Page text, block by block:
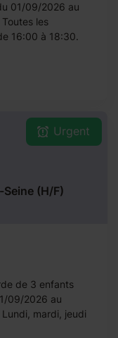
01/09/2026 au
les
16:00 à 18:30.
(H/F)
Urgent
de 3 enfants
09/2026 au
mardi, jeudi